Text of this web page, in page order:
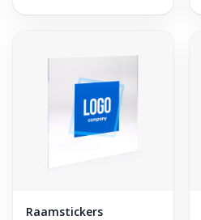
Raamstickers